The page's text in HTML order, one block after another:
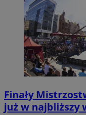
Finały
już w najbliższy